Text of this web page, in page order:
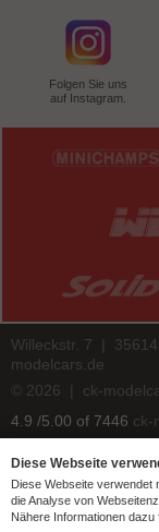
Folgen Sie uns
auf Instagram.
Willeckstr. 7 |
modelcars.de
© 2026 | ck-
4.9 /5.00 of 7446 ck-
Diese Webseite
Diese Webseite verwendet
die Analyse von
Nähere Informationen